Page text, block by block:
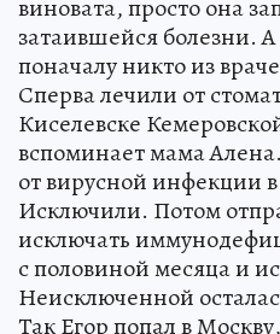
виновата, просто она
затаившейся болезни. А
поначалу никто из
Сперва лечили от
Киселевске
вспоминает мама
от вирусной инфекции
Исключили. Потом
исключать
с половиной месяца и
Неисключенной
Так Егор попал в